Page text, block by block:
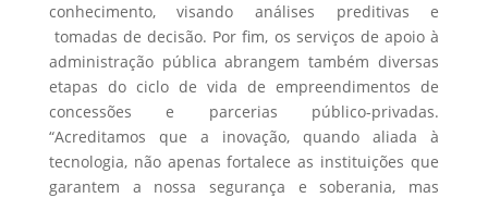
conhecimento, visando análises preditivas e
tomadas de decisão. Por fim, os serviços de apoio à
administração pública abrangem também diversas
etapas do ciclo de vida de empreendimentos de
concessões e parcerias público-privadas.
“Acreditamos que a inovação, quando aliada à
tecnologia, não apenas fortalece as instituições que
garantem a nossa segurança e soberania, mas